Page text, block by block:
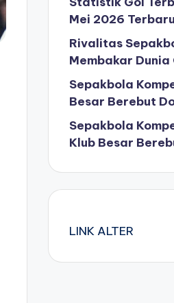
Mei 2026 Terbaru
Rivalitas
Membakar
Sepakbola
Besar Berebut
Sepakbola
Klub Besar
LINK ALTER